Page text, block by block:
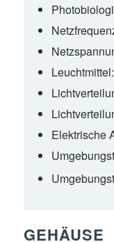
Leuchtmittel:
Elektrische
GEHÄUSE